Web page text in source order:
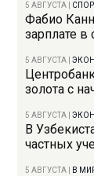
5 АВГУСТА
Фабио
зарплате в
5 АВГУСТА |
золота с
5 АВГУСТА |
В
частных
5 АВГУСТА В